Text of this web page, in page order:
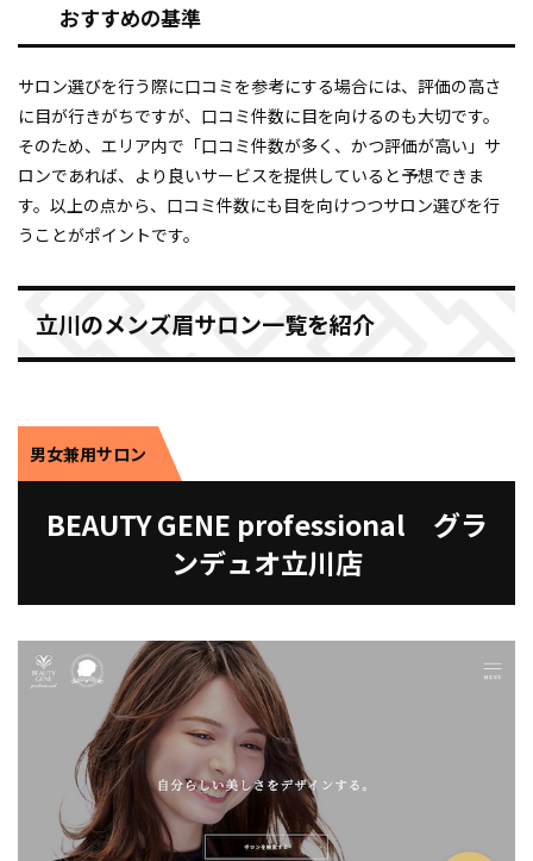
おすすめの基準
サロン選びを行う際に口コミを参考にする場合には、評価の高さ
に目が行きがちですが、口コミ件数に目を向けるのも大切です。
そのため、エリア内で「口コミ件数が多く、かつ評価が高い」サ
ロンであれば、より良いサービスを提供していると予想できま
す。以上の点から、口コミ件数にも目を向けつつサロン選びを行
うことがポイントです。
立川のメンズ眉サロン一覧を紹介
男女兼用サロン
BEAUTY GENE professional グラ
ンデュオ立川店